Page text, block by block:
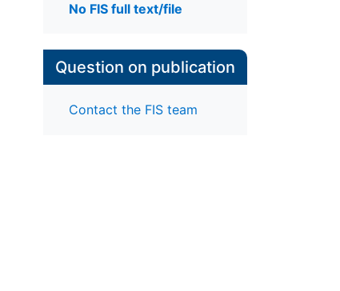
No FIS full text/file
Question on publication
Contact the FIS team